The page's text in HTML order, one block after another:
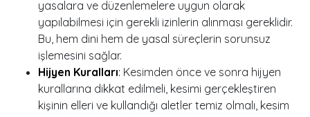
yasalara ve düzenlemelere uygun olarak
yapılabilmesi için gerekli izinlerin alınması gereklidir.
Bu, hem dini hem de yasal süreçlerin sorunsuz
işlemesini sağlar.
Hijyen Kuralları: Kesimden önce ve sonra hijyen
kurallarına dikkat edilmeli, kesimi gerçekleştiren
kişinin elleri ve kullandığı aletler temiz olmalı, kesim